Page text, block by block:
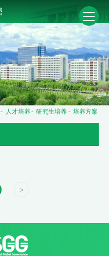
- 人才培养- 研究生培养 - 培养方案
>